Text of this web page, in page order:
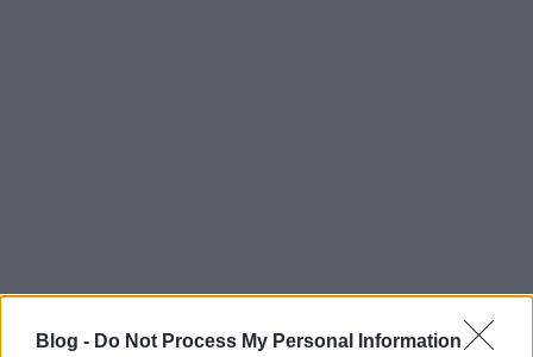
Blog - Do Not Process My Personal Information